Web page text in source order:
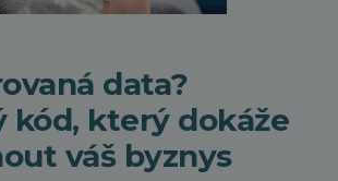
data?
kód, který dokáže
váš byznys